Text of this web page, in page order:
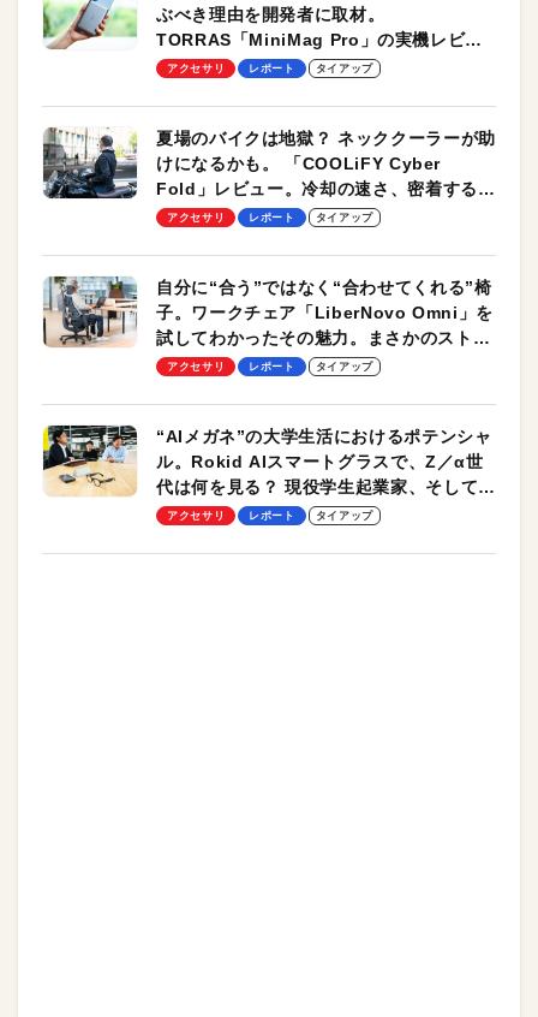
ぶべき理由を開発者に取材。
TORRAS「MiniMag Pro」の実機レビュ
ーも
アクセサリ レポート タイアップ
夏場のバイクは地獄？ ネッククーラーが助
けになるかも。 「COOLiFY Cyber
Fold」レビュー。冷却の速さ、密着する冷
却プレート、シンプルな操作性がグッド！
アクセサリ レポート タイアップ
自分に“合う”ではなく“合わせてくれる”椅
子。ワークチェア「LiberNovo Omni」を
試してわかったその魅力。まさかのストレ
ッチ機能も搭載
アクセサリ レポート タイアップ
“AIメガネ”の大学生活におけるポテンシャ
ル。Rokid AIスマートグラスで、Z／α世
代は何を見る？ 現役学生起業家、そして教
授による体験会レポート【PR】
アクセサリ レポート タイアップ